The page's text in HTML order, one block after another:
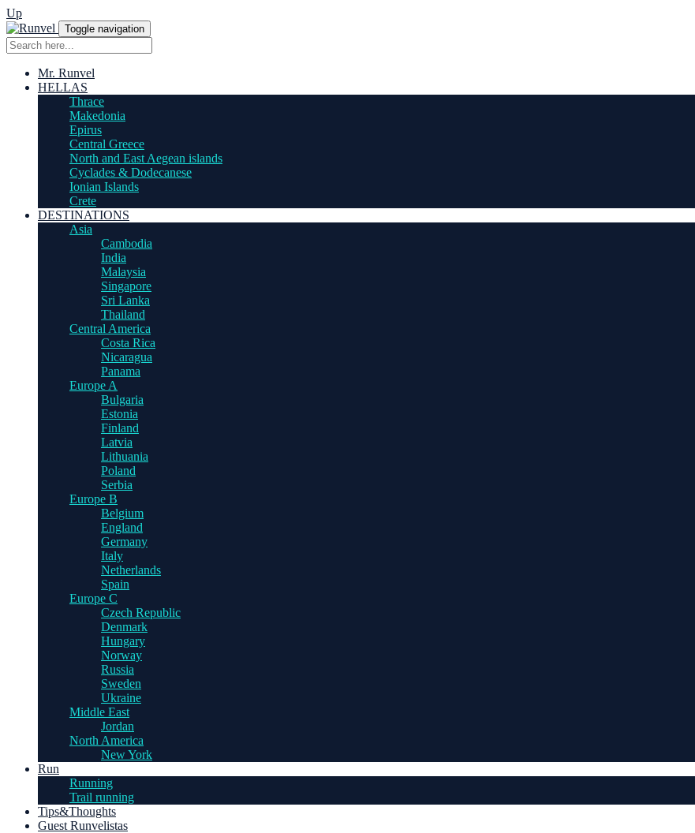
Up
Toggle navigation
Mr. Runvel
HELLAS
Thrace
Makedonia
Epirus
Central Greece
North and East Aegean islands
Cyclades & Dodecanese
Ionian Islands
Crete
DESTINATIONS
Asia
Cambodia
India
Malaysia
Singapore
Sri Lanka
Thailand
Central America
Costa Rica
Nicaragua
Panama
Europe A
Bulgaria
Estonia
Finland
Latvia
Lithuania
Poland
Serbia
Europe B
Belgium
England
Germany
Italy
Netherlands
Spain
Europe C
Czech Republic
Denmark
Hungary
Norway
Russia
Sweden
Ukraine
Middle East
Jordan
North America
New York
Run
Running
Trail running
Tips&Thoughts
Guest Runvelistas